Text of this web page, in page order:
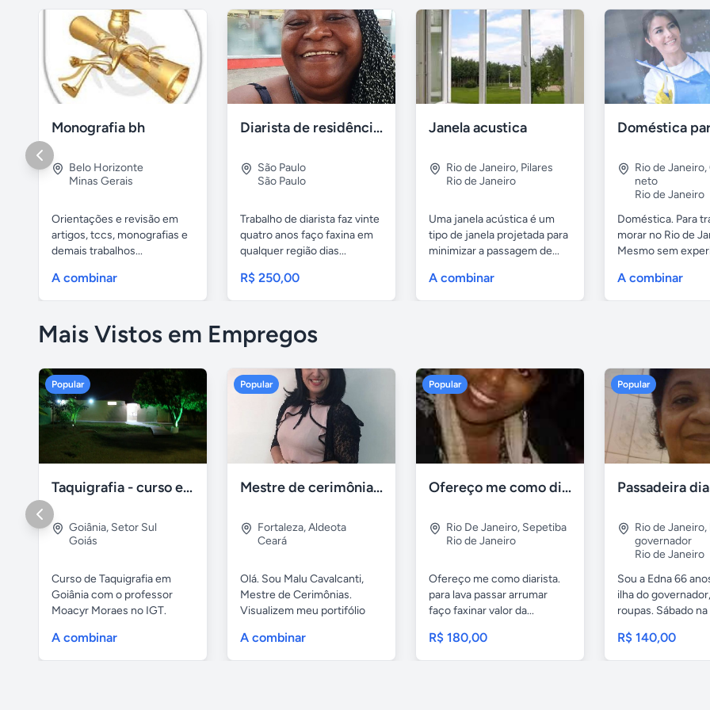
Monografia bh
Belo Horizonte
Minas Gerais
Orientações e revisão em
artigos, tccs, monografias e
demais trabalhos...
A combinar
Diarista de residência escritório
São Paulo
São Paulo
Trabalho de diarista faz vinte
quatro anos faço faxina em
qualquer região dias...
R$ 250,00
Janela acustica
Rio de Janeiro, Pilares
Rio de Janeiro
Uma janela acústica é um
tipo de janela projetada para
minimizar a passagem de...
A combinar
Rio de Janeiro,
neto
Rio de Janeiro
Doméstica. Para
morar no Rio de
Mesmo sem
A combinar
Mais Vistos em Empregos
Popular
Taquigrafia - curso em goiânia - goiás
Goiânia, Setor Sul
Goiás
Curso de Taquigrafia em
Goiânia com o professor
Moacyr Moraes no IGT.
A combinar
Popular
Mestre de cerimônias no ceará
Fortaleza,Aldeota
Ceará
Olá. Sou Malu Cavalcanti,
Mestre de Cerimônias.
Visualizem meu portifólio
A combinar
Popular
Ofereço me como diarista
Rio De Janeiro, Sepetiba
Rio de Janeiro
Ofereço me como diarista.
para lava passar arrumar
faço faxinar valor da...
R$ 180,00
Popular
Passadeira
Rio de Janeiro,
governador
Rio de Janeiro
Sou a Edna 66
ilha do
roupas. Sábado na
R$ 140,00